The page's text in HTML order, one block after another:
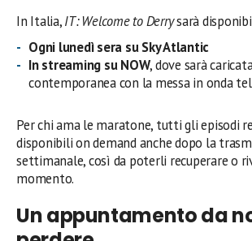
In Italia,IT: Welcome to Derrysarà
Ogni lunedì sera su Sky Atlantic
In streaming su NOW, dove sarà
contemporanea con la messa in onda
Per chi ama le maratone, tutti gli episodi
disponibili on demand anche dopo la
settimanale, così da poterli recuperare o
momento.
Un appuntamento da